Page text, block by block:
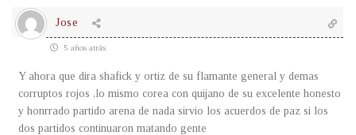
Jose
5 años atrás
Y ahora que dira shafick y ortiz de su flamante general y demas
corruptos rojos ,lo mismo corea con quijano de su excelente honesto
y honrrado partido arena de nada sirvio los acuerdos de paz si los
dos partidos continuaron matando gente